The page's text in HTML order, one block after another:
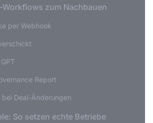
zum Nachbauen
per Webhook
Report
bei Deal-Änderungen
So setzen echte Betriebe